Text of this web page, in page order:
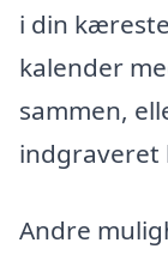
i din
kalender
sammen,
indgraveret
Andre